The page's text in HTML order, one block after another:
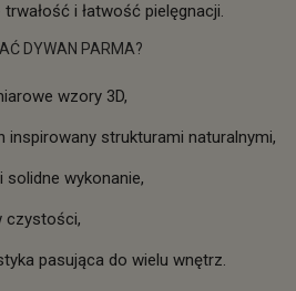
trwałość i łatwość pielęgnacji.
DYWAN PARMA?
wzory 3D,
inspirowany strukturami naturalnymi,
wykonanie,
czystości,
pasująca do wielu wnętrz.